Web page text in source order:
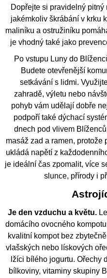
Dopřejte si pravidelný
jakémkoliv škrábání v krku
maliníku a ostružiníku
je vhodný také jako
Po vstupu Luny do
Budete otevřenější
setkávání s lidmi.
zahradě, výletu nebo
pohyb vám udělají dobře
podpoří také dýchací
dnech pod vlivem
masáž zad a ramen, protože
ukládá napětí z
je ideální čas zpomalit, více
slunce, přírody i
Je den vzduchu a květu.
domácího ovocného
kvalitní kompot bez
vlašských nebo lískových
lžíci bílého jogurtu. Ořechy
bílkoviny, vitaminy skupiny